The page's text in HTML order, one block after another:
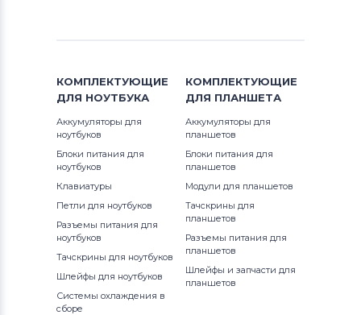
AEG
Аккумуляторы для шуруповертов
Metabo
Аккумуляторы для шуруповертов
Hammer
Аккумуляторы для шуруповертов
Festool
Аккумуляторы для шуруповертов
Paslode
КОМПЛЕКТУЮЩИЕ
ДЛЯ НОУТБУКА
Аккумуляторы для
ноутбуков
Блоки питания для
ноутбуков
Клавиатуры
Петли для ноутбуков
Разъемы питания для
ноутбуков
Тачскрины для ноутбуков
Шлейфы для ноутбуков
Системы охлаждения в
сборе
КОМПЛЕКТУЮЩИЕ
ДЛЯ ПЛАНШЕТА
Аккумуляторы для
планшетов
Блоки питания для
планшетов
Модули для планшетов
Тачскрины для
планшетов
Разъемы питания для
планшетов
Шлейфы и запчасти для
планшетов